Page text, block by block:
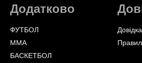
Додатково
ФУТБОЛ
ММА
БАСКЕТБОЛ
Довідка